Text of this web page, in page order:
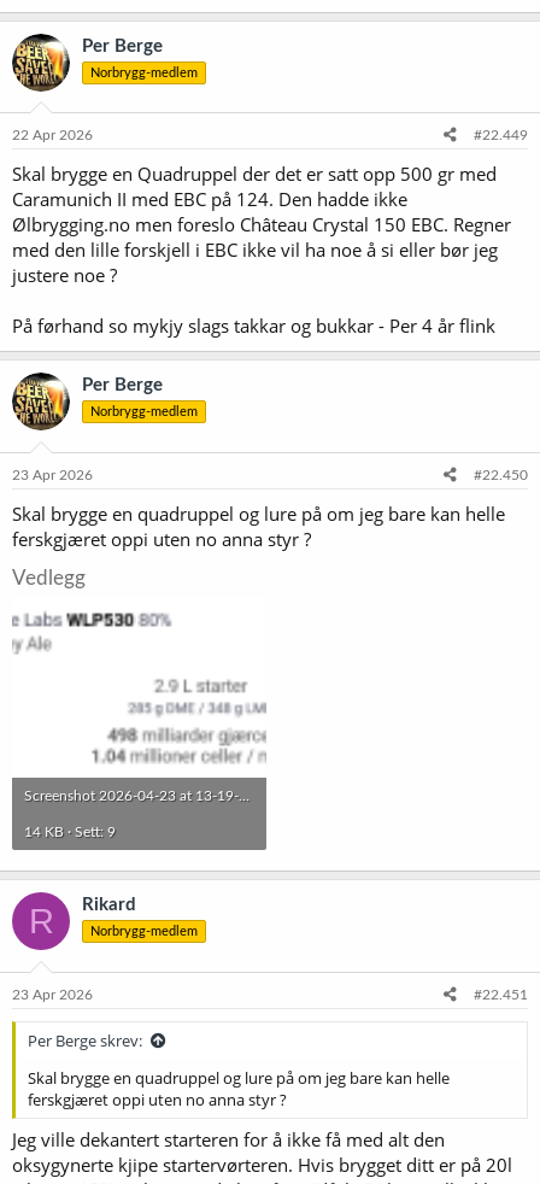
Per Berge
Norbrygg-medlem
22 Apr 2026 #22.449
Skal brygge en Quadruppel der det er satt opp 500 gr med
Caramunich II med EBC på 124. Den hadde ikke
Ølbrygging.no men foreslo Château Crystal 150 EBC. Regner
med den lille forskjell i EBC ikke vil ha noe å si eller bør jeg
justere noe ?
På førhand so mykjy slags takkar og bukkar - Per 4 år flink
Per Berge
Norbrygg-medlem
23 Apr 2026 #22.450
Skal brygge en quadruppel og lure på om jeg bare kan helle
ferskgjæret oppi uten no anna styr ?
Vedlegg
Screenshot 2026-04-23 at 13-19-29 Brewfather.png
14 KB · Sett: 9
R Rikard
Norbrygg-medlem
23 Apr 2026 #22.451
Per Berge skrev:
Skal brygge en quadruppel og lure på om jeg bare kan helle
ferskgjæret oppi uten no anna styr ?
Jeg ville dekantert starteren for å ikke få med alt den
oksygynerte kjipe startervørteren. Hvis brygget ditt er på 20l